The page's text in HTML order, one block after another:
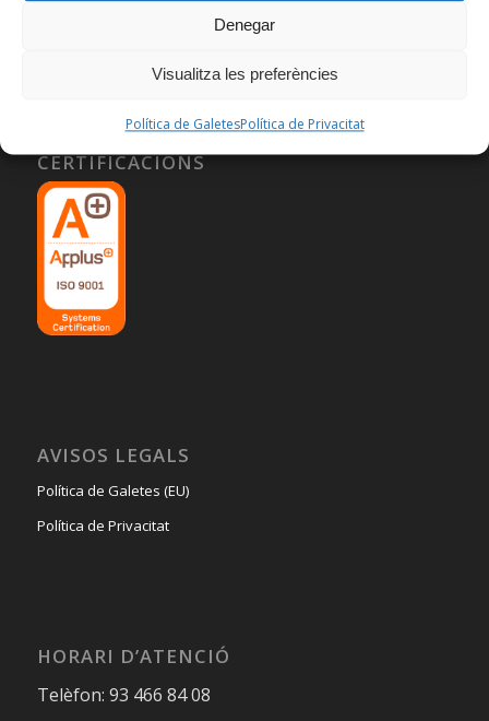
Denegar
Visualitza les preferències
Política de GaletesPolítica de Privacitat
CERTIFICACIONS
AVISOS LEGALS
Política de Galetes (EU)
Política de Privacitat
HORARI D’ATENCIÓ
Telèfon: 93 466 84 08